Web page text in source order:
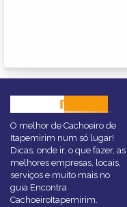
ITAPEMIRIM
O melhor de Cachoeiro de
Itapemirim num só lugar!
Dicas, onde ir, o que fazer, as
melhores empresas, locais,
serviços e muito mais no
guia Encontra
CachoeiroItapemirim.